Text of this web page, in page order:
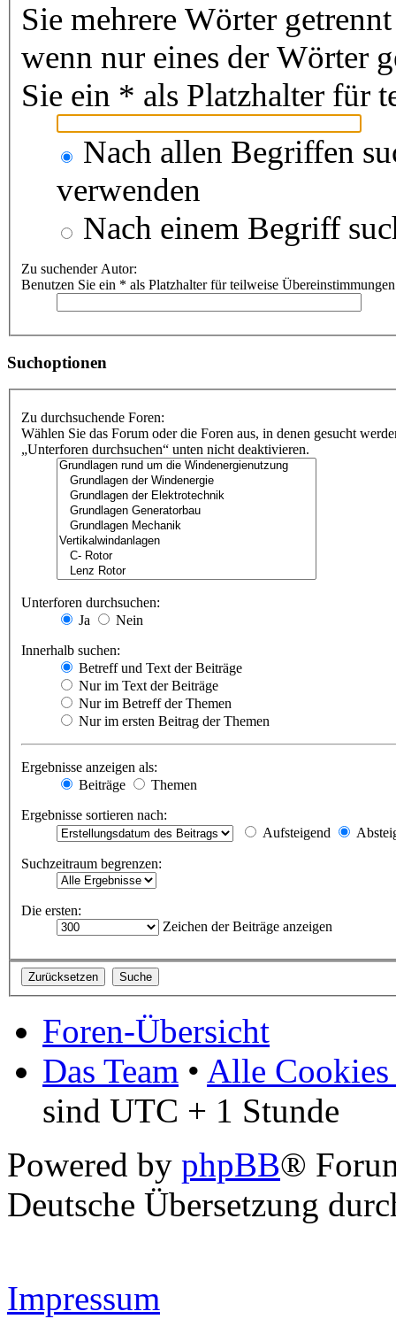
Sie mehrere Wörter
wenn nur eines der Wörter
Sie ein * als Platzhalter für
Nach allen Begriffen
verwenden
Nach einem Begriff
Zu suchender Autor:
Benutzen Sie ein * als Platzhalter für teilweise
Suchoptionen
Zu durchsuchende Foren:
Wählen Sie das Forum oder die Foren aus, in denen gesucht
„Unterforen durchsuchen“ unten nicht deaktivieren.
Unterforen durchsuchen:
Ja
Nein
Innerhalb suchen:
Betreff und Text der Beiträge
Nur im Text der Beiträge
Nur im Betreff der Themen
Nur im ersten Beitrag der Themen
Ergebnisse anzeigen als:
Beiträge
Themen
Ergebnisse sortieren nach:
Aufsteigend
Suchzeitraum begrenzen:
Die ersten:
Zeichen der Beiträge anzeigen
Foren-Übersicht
Das Team • Alle Cookies
sind UTC + 1 Stunde
Powered by phpBB®
Deutsche Übersetzung
Impressum